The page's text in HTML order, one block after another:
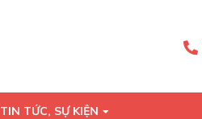
TIN TỨC, SỰ KIỆN